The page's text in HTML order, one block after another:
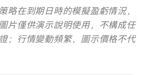
略在到期日時的模擬盈虧情況，
片僅供演示說明使用，不構成任
；行情變動頻繁，圖示價格不代